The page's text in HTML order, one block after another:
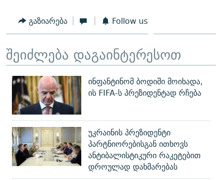
გაზიარება Follow us
შეიძლება დაგაინტერესოთ
ინფანტინომ ბოდიში მოიხადა,
ის FIFA-ს პრეზიდენტად რჩება
უკრაინის პრეზიდენტი
პარტნიორებისგან ითხოვს
ანტიბალისტიკური რაკეტებით
დროულად დახმარებას